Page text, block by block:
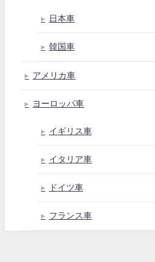
日本車
韓国車
アメリカ車
ヨーロッパ車
イギリス車
イタリア車
ドイツ車
フランス車